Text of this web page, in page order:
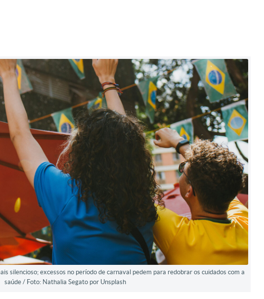
silencioso; excessos no período de carnaval pedem para redobrar os cuidados com a
saúde / Foto: Nathalia Segato por Unsplash